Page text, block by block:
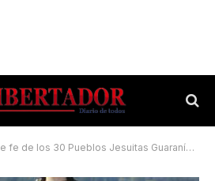
30 Pueblos Jesuitas Guaraníes, honra a la Patrona